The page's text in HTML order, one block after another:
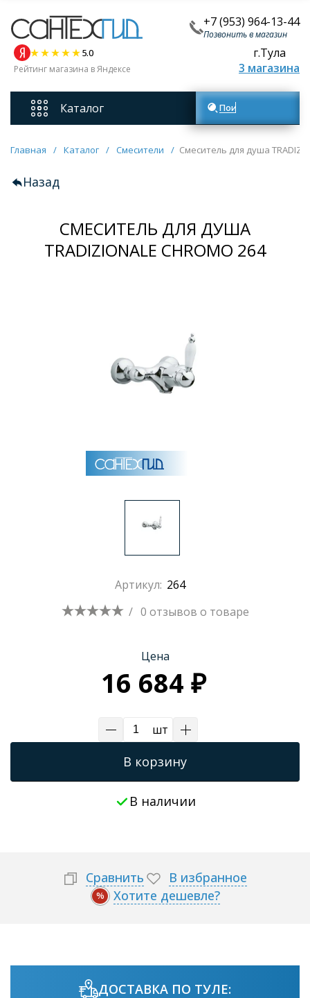
+7 (953) 964-13-44
Позвонить в магазин
5.0
Рейтинг магазина в Яндексе
г.Тула
3 магазина
Каталог
Смесители
Унитазы
Мебель для ванных комнат
Аксессуары для ванных комнат
Душевые поддоны
Душевые уголки и ограждения
Поиск товаров
Главная / Каталог / Смесители / Смеситель для душа
Назад
СМЕСИТЕЛЬ ДЛЯ ДУША
TRADIZIONALE CHROMO 264
Артикул: 264
/ 0 отзывов о товаре
Цена
16 684 ₽
шт
В корзину
В наличии
Сравнить В избранное
% Хотите дешевле?
ДОСТАВКА ПО ТУЛЕ: